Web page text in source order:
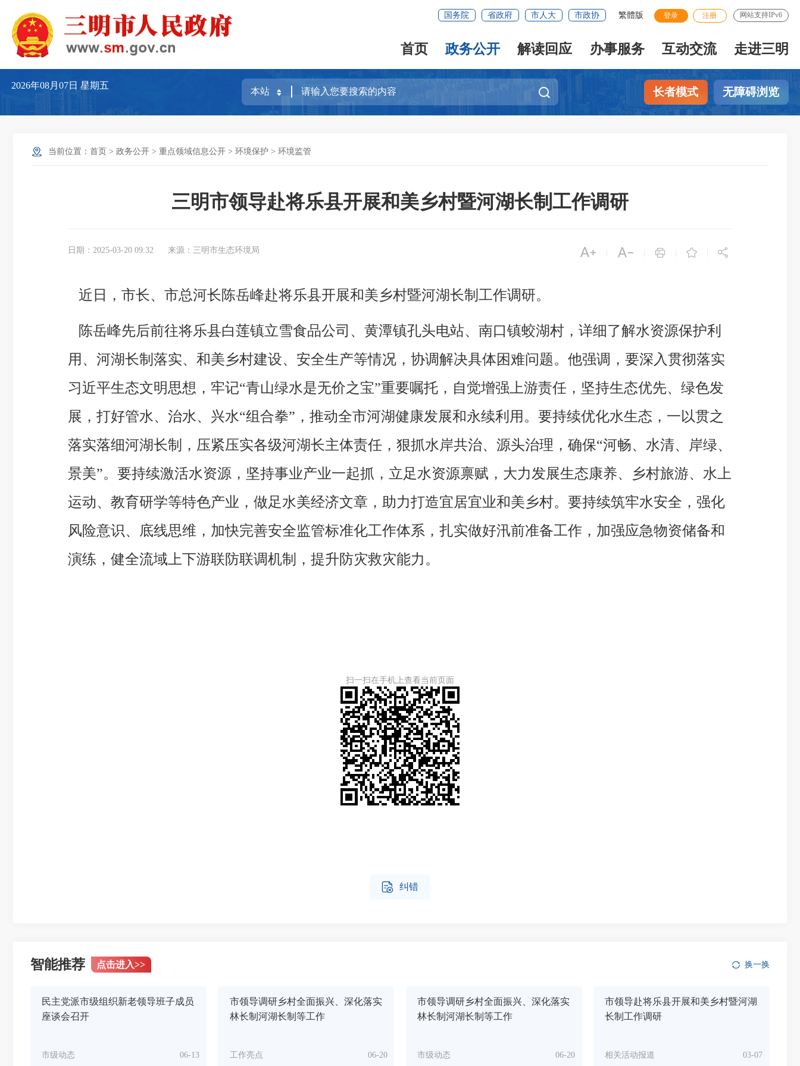
国务院 省政府 市人大 市政协 繁體版 登录 注册 网站支持IPv6
首页 政务公开 解读回应 办事服务 互动交流 走进三明
2026年08月07日星期五
长者模式 无障碍浏览
当前位置： 首页 > 政务公开 > 重点领域信息公开 > 环境保护 > 环境监管
三明市领导赴将乐县开展和美乡村暨河湖长制工作调研
日期：2025-03-20 09:32 来源：三明市生态环境局     
近日，市长、市总河长陈岳峰赴将乐县开展和美乡村暨河湖长制工作调研。
陈岳峰先后前往将乐县白莲镇立雪食品公司、黄潭镇孔头电站、南口镇蛟湖村，详细了解水资源保护利
用、河湖长制落实、和美乡村建设、安全生产等情况，协调解决具体困难问题。他强调，要深入贯彻落实
习近平生态文明思想，牢记“青山绿水是无价之宝”重要嘱托，自觉增强上游责任，坚持生态优先、绿色发
展，打好管水、治水、兴水“组合拳”，推动全市河湖健康发展和永续利用。要持续优化水生态，一以贯之
落实落细河湖长制，压紧压实各级河湖长主体责任，狠抓水岸共治、源头治理，确保“河畅、水清、岸绿、
景美”。要持续激活水资源，坚持事业产业一起抓，立足水资源禀赋，大力发展生态康养、乡村旅游、水上
运动、教育研学等特色产业，做足水美经济文章，助力打造宜居宜业和美乡村。要持续筑牢水安全，强化
风险意识、底线思维，加快完善安全监管标准化工作体系，扎实做好汛前准备工作，加强应急物资储备和
演练，健全流域上下游联防联调机制，提升防灾救灾能力。
扫一扫在手机上查看当前页面
 纠错
智能推荐 点击进入>> 换一换
民主党派市级组织新老领导班子成员
座谈会召开
06-13
市级动态
市领导调研乡村全面振兴、深化落实
林长制河湖长制等工作
06-20
工作亮点
市领导调研乡村全面振兴、深化落实
林长制河湖长制等工作
06-20
市级动态
市领导赴将乐县开展和美乡村暨河湖
长制工作调研
03-07
相关活动报道